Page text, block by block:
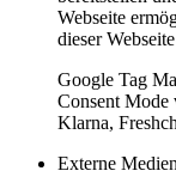
Webseite
dieser
Google Tag
Consent Mode
Klarna,
Externe